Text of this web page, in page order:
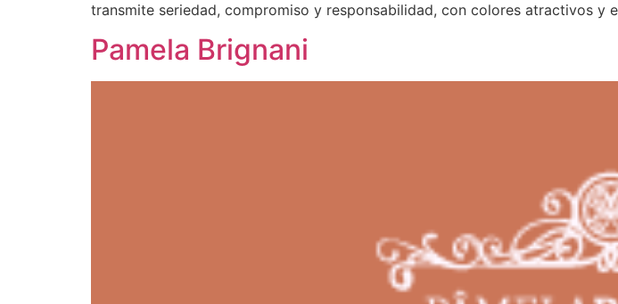
transmite seriedad, compromiso y responsabilidad, con colores atractivos y
Pamela Brignani